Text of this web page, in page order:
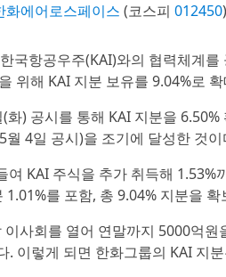
화에어로스페이스 (코스피 012450)
국항공우주(KAI)와의 협력체계
위해 KAI 지분 보유를 9.04%로
) 공시를 통해 KAI 지분을
4일 공시)을 조기에 달성한 것이
여 KAI 주식을 추가 취득해
1.01%를 포함, 총 9.04% 지분을
사회를 열어 연말까지 5000억
. 이렇게 되면 한화그룹의 KAI 지